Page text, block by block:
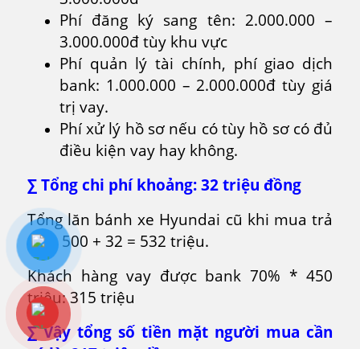
Phí đăng ký sang tên: 2.000.000 –
3.000.000đ tùy khu vực
Phí quản lý tài chính, phí giao dịch
bank: 1.000.000 – 2.000.000đ tùy giá
trị vay.
Phí xử lý hồ sơ nếu có tùy hồ sơ có đủ
điều kiện vay hay không.
∑ Tổng chi phí khoảng: 32 triệu đồng
Tổng lăn bánh xe Hyundai cũ khi mua trả
góp: 500 + 32 = 532 triệu.
Khách hàng vay được bank 70% * 450
triệu: 315 triệu
∑ Vậy tổng số tiền mặt người mua cần